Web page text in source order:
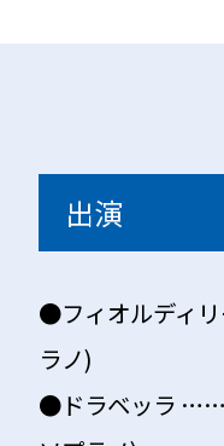
出演
●フィオルディ
ラノ)
●ドラベッラ